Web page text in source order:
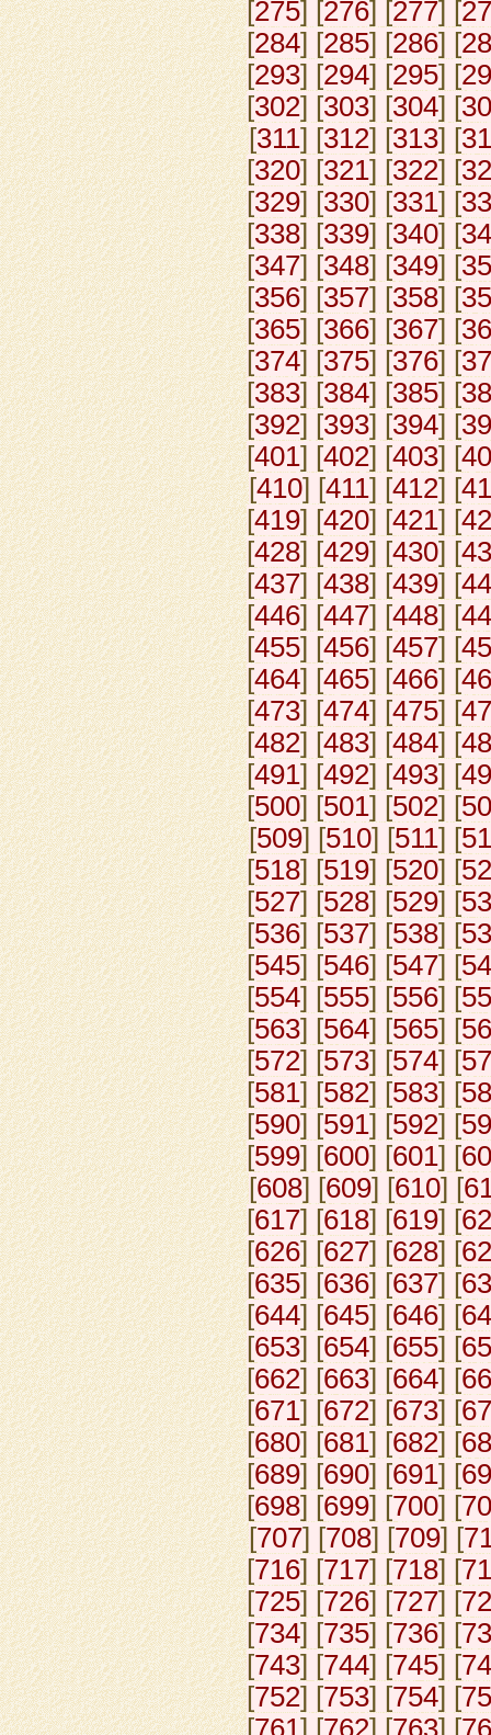
[275] [276] [277] [
[284] [285] [286] [
[293] [294] [295] [
[302] [303] [304] [
[311] [312] [313] [
[320] [321] [322] [
[329] [330] [331] [
[338] [339] [340] [
[347] [348] [349] [
[356] [357] [358] [
[365] [366] [367] [
[374] [375] [376] [
[383] [384] [385] [
[392] [393] [394] [
[401] [402] [403] [
[410] [411] [412] [
[419] [420] [421] [
[428] [429] [430] [
[437] [438] [439] [
[446] [447] [448] [
[455] [456] [457] [
[464] [465] [466] [
[473] [474] [475] [
[482] [483] [484] [
[491] [492] [493] [
[500] [501] [502] [
[509] [510] [511] [
[518] [519] [520] [
[527] [528] [529] [
[536] [537] [538] [
[545] [546] [547] [
[554] [555] [556] [
[563] [564] [565] [
[572] [573] [574] [
[581] [582] [583] [
[590] [591] [592] [
[599] [600] [601] [
[608] [609] [610] [
[617] [618] [619] [
[626] [627] [628] [
[635] [636] [637] [
[644] [645] [646] [
[653] [654] [655] [
[662] [663] [664] [
[671] [672] [673] [
[680] [681] [682] [
[689] [690] [691] [
[698] [699] [700] [
[707] [708] [709] [
[716] [717] [718] [
[725] [726] [727] [
[734] [735] [736] [
[743] [744] [745] [
[752] [753] [754] [
[761] [762] [763] [